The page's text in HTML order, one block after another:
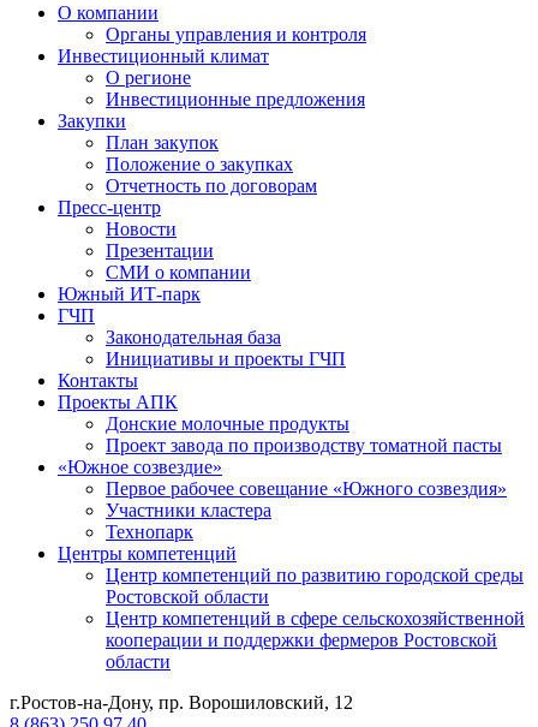
О компании
Органы управления и контроля
Инвестиционный климат
О регионе
Инвестиционные предложения
Закупки
План закупок
Положение о закупках
Отчетность по договорам
Пресс-центр
Новости
Презентации
СМИ о компании
Южный ИТ-парк
ГЧП
Законодательная база
Инициативы и проекты ГЧП
Контакты
Проекты АПК
Донские молочные продукты
Проект завода по производству томатной пасты
«Южное созвездие»
Первое рабочее совещание «Южного созвездия»
Участники кластера
Технопарк
Центры компетенций
Центр компетенций по развитию городской среды
Ростовской области
Центр компетенций в сфере сельскохозяйственной
кооперации и поддержки фермеров Ростовской
области
г.Ростов-на-Дону, пр. Ворошиловский, 12